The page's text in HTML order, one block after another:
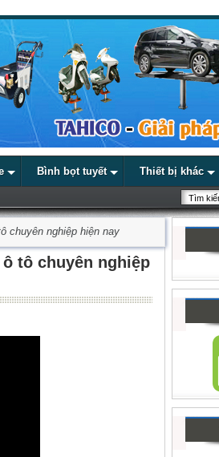
Bình bọt tuyết Thiết bị khác
chuyên nghiệp hiện nay
tô chuyên nghiệp